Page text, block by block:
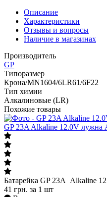
Описание
Характеристики
Отзывы и вопросы
Наличие в магазинах
Производитель
GP
Типоразмер
Крона/MN1604/6LR61/6F22
Тип химии
Алкалиновые (LR)
Похожие товары
GP 23A Alkaline 12.0V лужна
Батарейка GP 23A Alkaline
41 грн. за 1 шт